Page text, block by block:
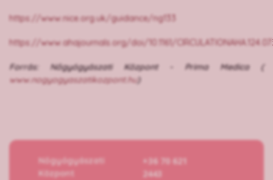
https://www.nice.org.uk/guidance/ng133
https://www.ahajournals.org/doi/10.1161/
Forrás: Nőgyógyászati Központ - Prima Medica (
www.nogyogyaszatikozpont.hu)
Nőgyógyászati
Központ
+36 70 621
2443